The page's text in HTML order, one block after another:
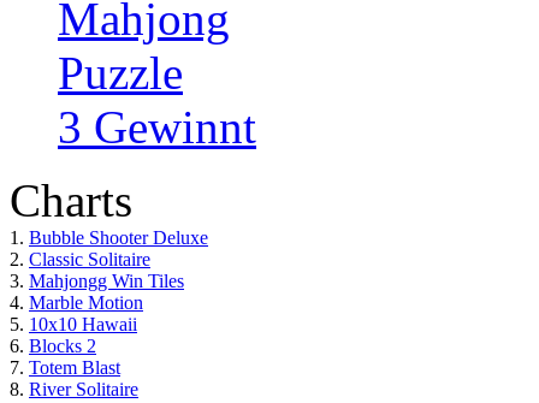
Mahjong
Puzzle
3 Gewinnt
Charts
1. Bubble Shooter Deluxe
2. Classic Solitaire
3. Mahjongg Win Tiles
4. Marble Motion
5. 10x10 Hawaii
6. Blocks 2
7. Totem Blast
8. River Solitaire